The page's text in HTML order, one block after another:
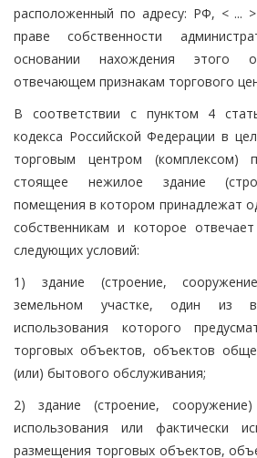
расположенный по адресу: РФ, < ...
праве собственности
основании нахождения этого
отвечающем признакам торгового
В соответствии с пунктом 4
кодекса Российской Федерации в
торговым центром (комплексом)
стоящее нежилое здание
помещения в котором принадлежат
собственникам и которое
следующих условий:
1) здание (строение,
земельном участке, один из
использования которого
торговых объектов, объектов
(или) бытового обслуживания;
2) здание (строение,
использования или фактически
размещения торговых объектов,